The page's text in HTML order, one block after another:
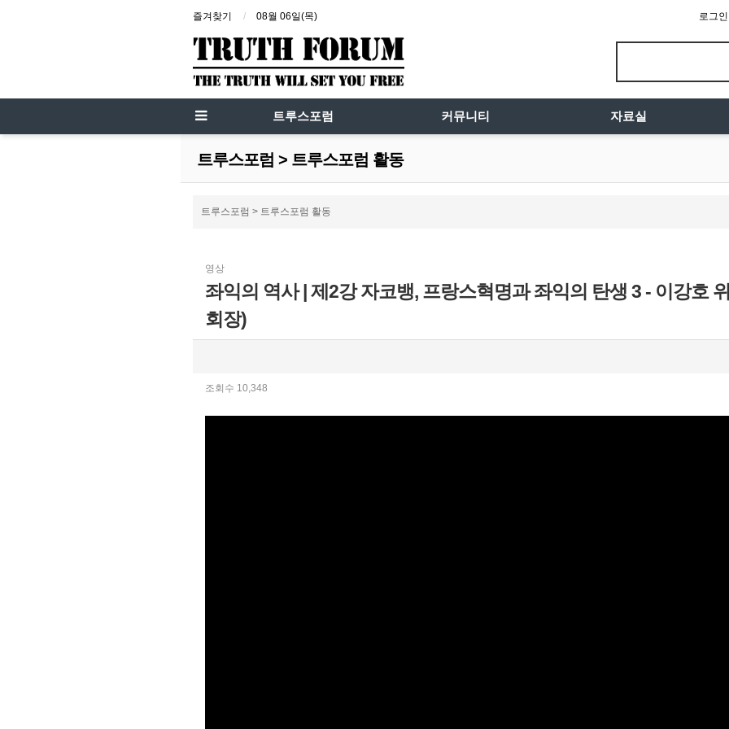
즐겨찾기 08월 06일(목) 로그인
트루스포럼 커뮤니티 자료실
트루스포럼 > 트루스포럼 활동
트루스포럼 > 트루스포럼 활동
영상
좌익의 역사 | 제2강 자코뱅, 프랑스혁명과 좌익의 탄생 3 - 이강호
회장)
조회수 10,348